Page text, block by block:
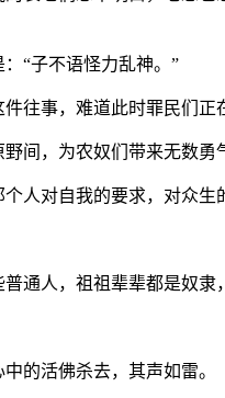
“子不语怪力乱神。”
件往事，难道此时罪民们
间，为农奴们带来无数勇
人对自我的要求，对众生
通人，祖祖辈辈都是奴
的活佛杀去，其声如雷。